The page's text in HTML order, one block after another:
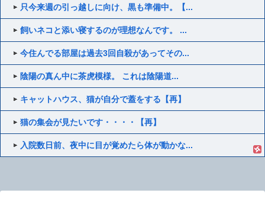
只今来週の引っ越しに向け、黒も準備中。【...
飼いネコと添い寝するのが理想なんです。 ...
今住んでる部屋は過去3回自殺があってその...
陰陽の真ん中に茶虎模様。 これは陰陽道...
キャットハウス、猫が自分で蓋をする【再】
猫の集会が見たいです・・・・【再】
入院数日前、夜中に目が覚めたら体が動かな...